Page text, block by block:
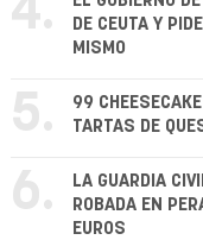
4.
DE CEUTA Y
MISMO
5.
99
TARTAS DE
6.
LA GUARDIA
ROBADA EN
EUROS